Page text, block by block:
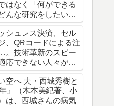
はなく「何ができる
んな研究をしたい
大切にした進路選び
シュレス決済、セル
、QRコードによる注
技術革新のスピー
応できない人々が置
にされていく現実。
空へ 夫・西城秀樹と
』（木本美紀著、小
は、西城さんの病気